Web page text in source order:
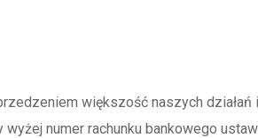
większość naszych działań i
numer rachunku bankowego